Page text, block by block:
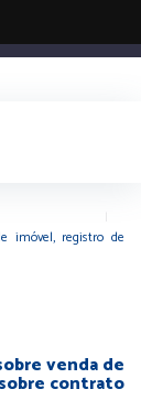
imóvel, registro de
venda de
contrato